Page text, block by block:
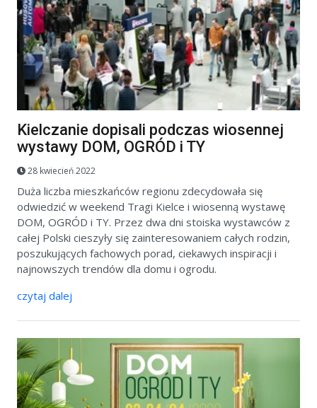
Kielczanie dopisali podczas wiosennej
wystawy DOM, OGRÓD i TY
28 kwiecień 2022
Duża liczba mieszkańców regionu zdecydowała się
odwiedzić w weekend Tragi Kielce i wiosenną wystawę
DOM, OGRÓD i TY. Przez dwa dni stoiska wystawców z
całej Polski cieszyły się zainteresowaniem całych rodzin,
poszukujących fachowych porad, ciekawych inspiracji i
najnowszych trendów dla domu i ogrodu.
czytaj dalej